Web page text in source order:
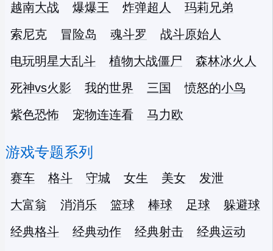
越南大战
爆爆王 炸弹超人
玛莉兄弟
索尼克
冒险岛 魂斗罗
战斗原始人
电玩明星大乱斗
植物大战僵尸
森林冰火人
死神vs火影
我的世界 三国
愤怒的小鸟
紫色恐怖
宠物连连看 马力欧
游戏专题系列
赛车 格斗 守城 女生 美女
发泄
大富翁
消消乐 篮球 棒球 足球
躲避球
经典格斗
经典动作 经典射击
经典运动